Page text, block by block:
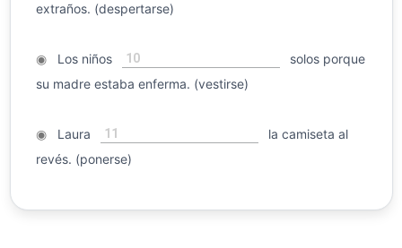
extraños. (despertarse)
◉Los niños 10
solos porque
su madre estaba enferma. (vestirse)
◉Laura 11
la camiseta al
revés. (ponerse)